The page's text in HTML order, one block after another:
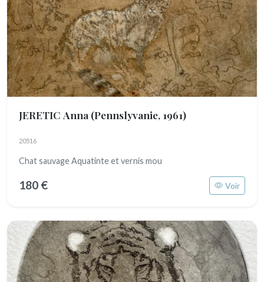
JERETIC Anna (Pennslyvanie, 1961)
20516
Chat sauvage Aquatinte et vernis mou
180 € Voir